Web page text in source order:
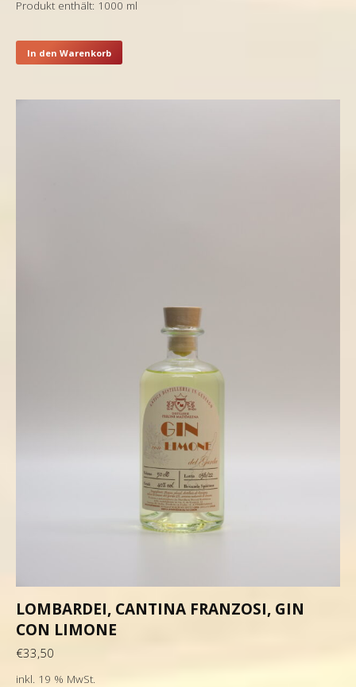
Produkt enthält: 1000 ml
In den Warenkorb
LOMBARDEI, CANTINA FRANZOSI, GIN
CON LIMONE
€33,50
inkl. 19 % MwSt.